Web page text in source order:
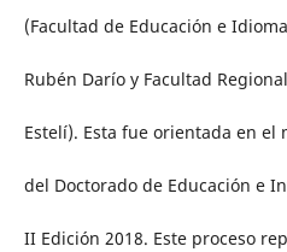
(Facultad de Educación e
Rubén Darío y Facultad
Estelí). Esta fue orientada en el
del Doctorado de Educación e
II Edición 2018. Este proceso